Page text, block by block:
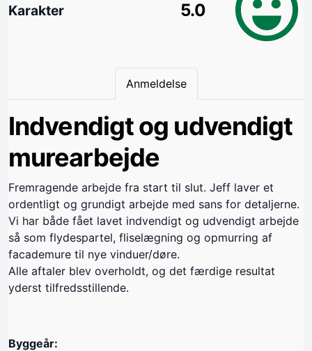
Karakter 5.0
Anmeldelse
Indvendigt og udvendigt
murearbejde
Fremragende arbejde fra start til slut. Jeff laver et
ordentligt og grundigt arbejde med sans for detaljerne.
Vi har både fået lavet indvendigt og udvendigt arbejde
så som flydespartel, fliselægning og opmurring af
facademure til nye vinduer/døre.
Alle aftaler blev overholdt, og det færdige resultat
yderst tilfredsstillende.
Byggeår: